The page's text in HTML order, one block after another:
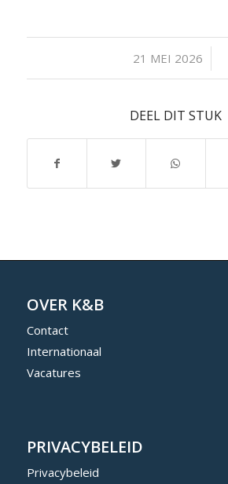
21 MEI 2026
/
DEEL DIT STUK
OVER K&B
Contact
Internationaal
Vacatures
PRIVACYBELEID
Privacybeleid